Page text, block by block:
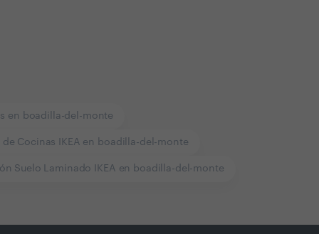
en boadilla-del-monte
de Cocinas IKEA en boadilla-del-monte
Suelo Laminado IKEA en boadilla-del-monte